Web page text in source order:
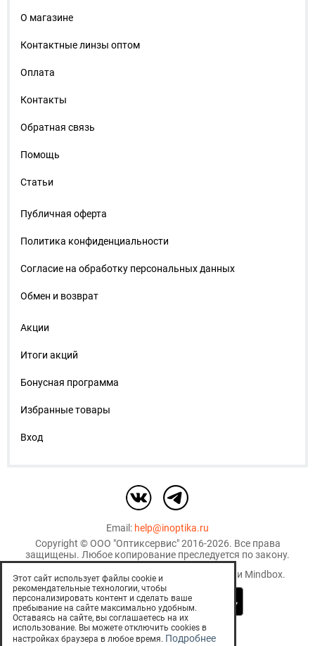
О магазине
Контактные линзы оптом
Оплата
Контакты
Обратная связь
Помощь
Статьи
Публичная оферта
Политика конфиденциальности
Согласие на обработку персональных данных
Обмен и возврат
Акции
Итоги акций
Бонусная программа
Избранные товары
Вход
Email: help@inoptika.ru
Copyright ©ООО "Оптиксервис"2016-2026. Все права
защищены. Любое копирование преследуется по закону.
Используются рекомендательные технологии Mindbox.
EСТЬ ПРОТИВОПОКАЗАНИЯ.
Этот сайт использует файлы cookie и
рекомендательные технологии, чтобы
персонализировать контент и сделать ваше
пребывание на сайте максимально удобным.
Оставаясь на сайте, вы соглашаетесь на их
использование. Вы можете отключить cookies в
настройках браузера в любое время. Подробнее